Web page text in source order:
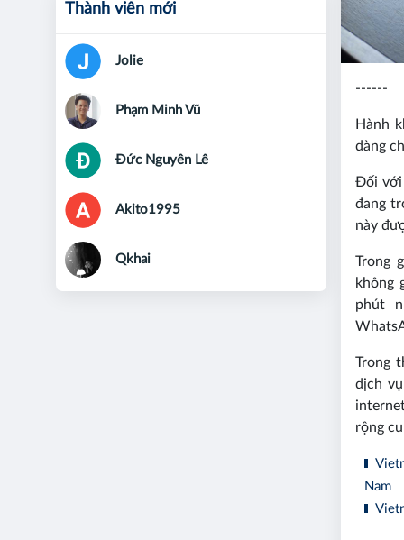
------
Hành
dàng
Đối với
đang
này
Trong
không
phút
Trong
dịch
rộng
Nam
Thành viên mới
Jolie
Phạm Minh Vũ
Đức Nguyên Lê
Akito1995
Qkhai